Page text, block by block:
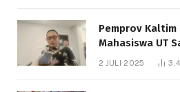
Pemprov Kaltim
Mahasiswa UT
Bantuan
2 JULI 2025